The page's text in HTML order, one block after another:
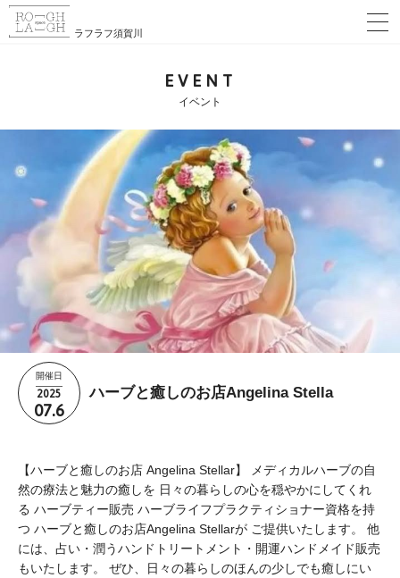
ラフラフ須賀川
EVENT
イベント
開催日
2025
07.6
ハーブと癒しのお店Angelina Stella
【ハーブと癒しのお店 Angelina Stellar】 メディカルハーブの自
然の療法と魅力の癒しを 日々の暮らしの心を穏やかにしてくれ
る ハーブティー販売 ハーブライフプラクティショナー資格を持
つ ハーブと癒しのお店Angelina Stellarが ご提供いたします。 他
には、占い・潤うハンドトリートメント・開運ハンドメイド販売
もいたします。 ぜひ、日々の暮らしのほんの少しでも癒しにい